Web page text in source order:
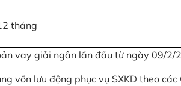
tháng
vay giải ngân lần đầu từ ngày 09/
vốn lưu động phục vụ SXKD theo